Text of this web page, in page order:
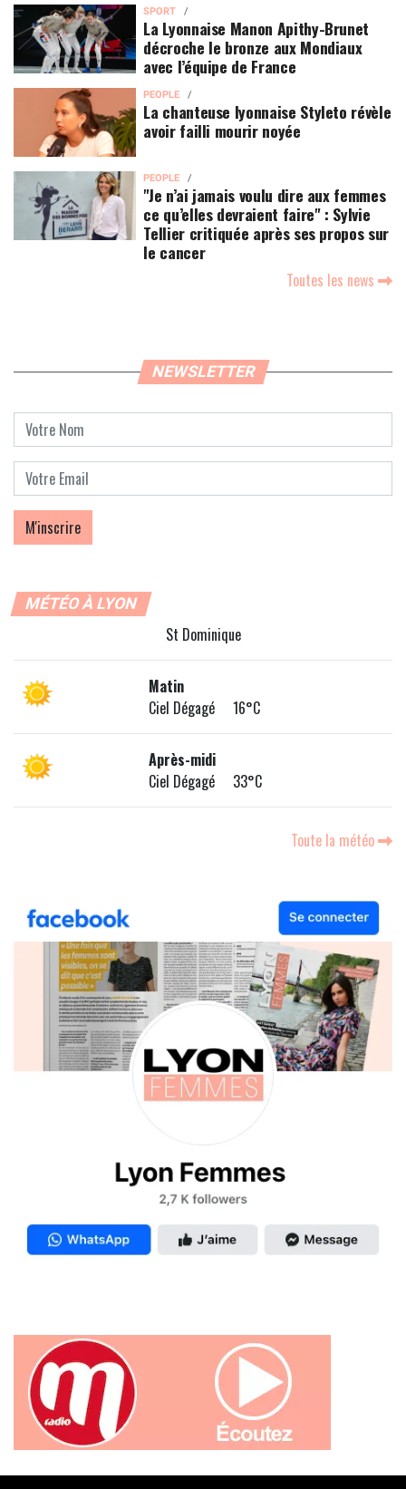
SPORT
La Lyonnaise Manon Apithy-Brunet
décroche le bronze aux Mondiaux
avec l’équipe de France
PEOPLE
La chanteuse lyonnaise Styleto révèle
avoir failli mourir noyée
PEOPLE
"Je n’ai jamais voulu dire aux femmes
ce qu’elles devraient faire" : Sylvie
Tellier critiquée après ses propos sur
le cancer
Toutes les news
NEWSLETTER
MÉTÉO À LYON
St Dominique
Matin
Ciel Dégagé 16°C
Après-midi
Ciel Dégagé 33°C
Toute la météo